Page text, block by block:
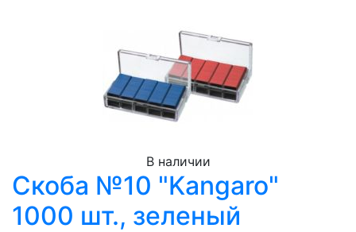
В наличии
Скоба №10 "Kangaro"
1000 шт., зеленый